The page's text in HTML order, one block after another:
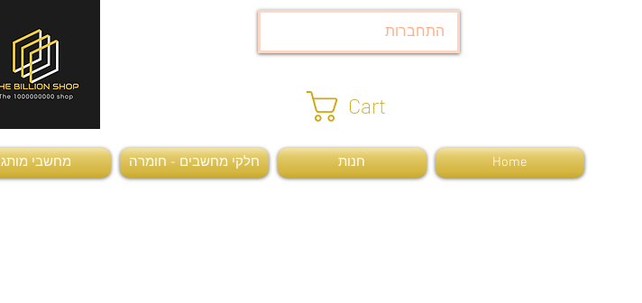
התחברות
Cart
Home חנות חלקי מחשבים - חומרה מחשבי מותג